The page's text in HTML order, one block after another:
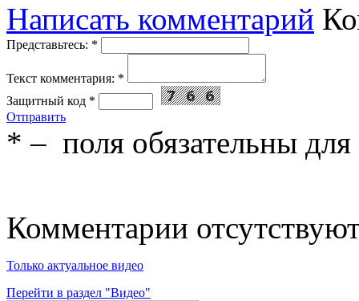
Написать комментарий
Представьтесь: *
Текст комментария: *
Защитный код *
Отправить
* – поля обязательны для
Комментарии
Только актуальное видео
Перейти в раздел "Видео"